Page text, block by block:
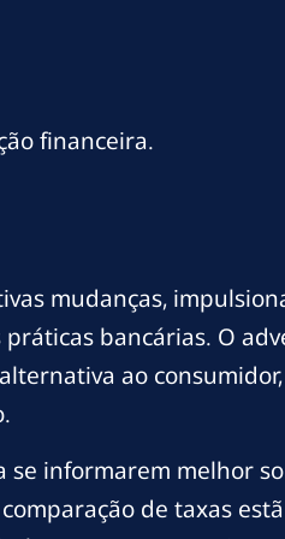
financeira.
mudanças,
bancárias. O
ao
informarem melhor
de taxas